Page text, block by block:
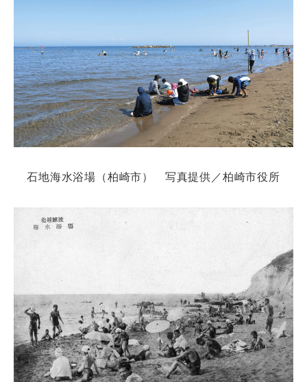
石地海水浴場（柏崎市） 写真提供／柏崎市役所